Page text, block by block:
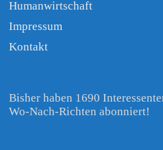
Humanwirtschaft
Impressum
Kontakt
Bisher haben 1690
Wo-Nach-Richten abonniert!